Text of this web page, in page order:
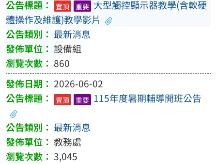
置頂 重要 大型觸控顯示器教學(含軟硬
體操作及維護)教學影片
最新消息
設備組
860
2026-06-02
置頂 重要 115年度暑期輔導開班公告
最新消息
教務處
3,045